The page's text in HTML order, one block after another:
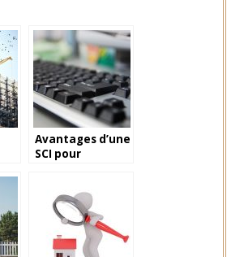
Avantages d’une
SCI pour